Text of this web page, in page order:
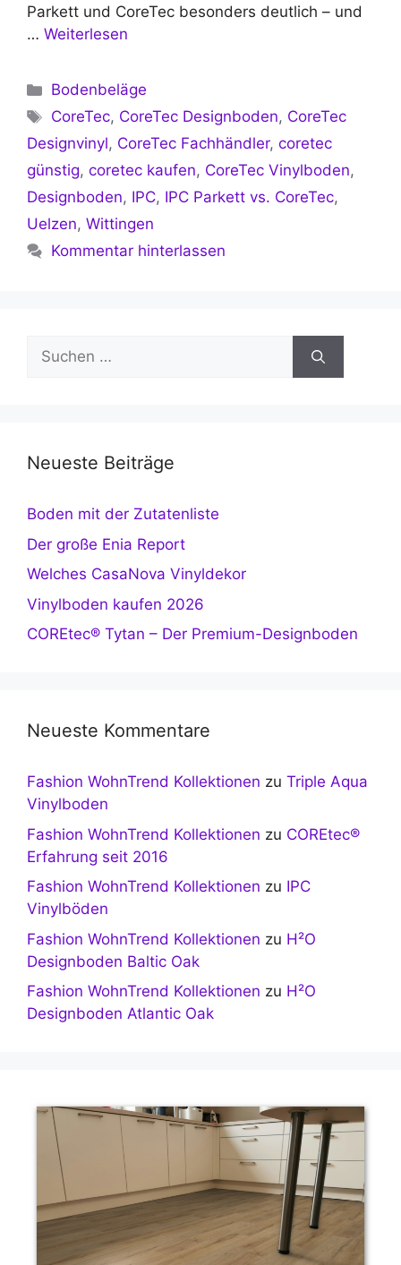
Parkett und CoreTec besonders deutlich – und
… Weiterlesen
Kategorien
Bodenbeläge
Schlagwörter
CoreTec, CoreTec Designboden, CoreTec
Designvinyl, CoreTec Fachhändler, coretec
günstig, coretec kaufen, CoreTec Vinylboden,
Designboden, IPC, IPC Parkett vs. CoreTec,
Uelzen, Wittingen
Kommentar hinterlassen
Suchen
nach:
Neueste Beiträge
Boden mit der Zutatenliste
Der große Enia Report
Welches CasaNova Vinyldekor
Vinylboden kaufen 2026
COREtec® Tytan – Der Premium-Designboden
Neueste Kommentare
Fashion WohnTrend Kollektionen zu Triple Aqua
Vinylboden
Fashion WohnTrend Kollektionen zu COREtec®
Erfahrung seit 2016
Fashion WohnTrend Kollektionen zu IPC
Vinylböden
Fashion WohnTrend Kollektionen zu H²O
Designboden Baltic Oak
Fashion WohnTrend Kollektionen zu H²O
Designboden Atlantic Oak